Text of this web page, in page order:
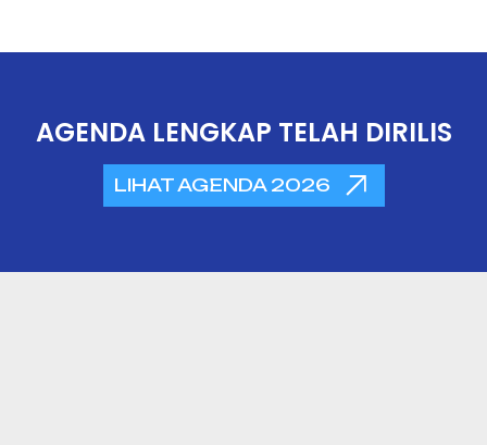
AGENDA LENGKAP TELAH DIRILIS
LIHAT AGENDA 2026